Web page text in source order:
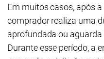
Em muitos casos, após
comprador realiza uma
aprofundada ou
Durante esse período, a